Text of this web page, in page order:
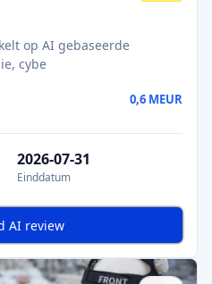
op AI gebaseerde
cybe
0,6 MEUR
2026-07-31
Einddatum
AI review